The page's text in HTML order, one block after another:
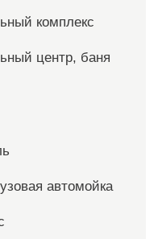
комплекс
центр, баня
автомойка